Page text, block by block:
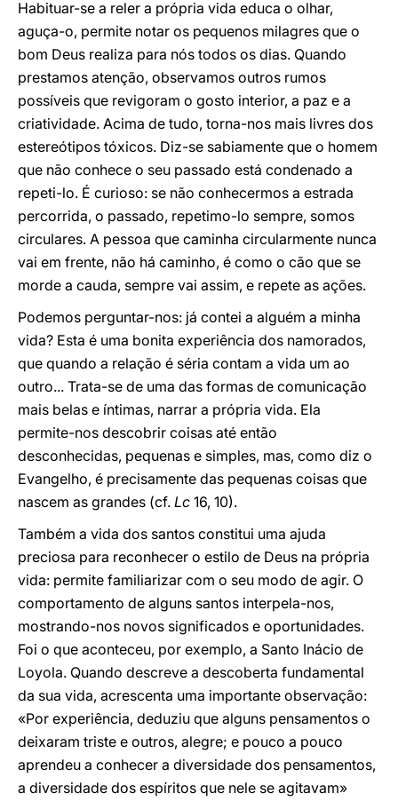
Habituar-se a reler a própria vida educa o olhar,
aguça-o, permite notar os pequenos milagres que o
bom Deus realiza para nós todos os dias. Quando
prestamos atenção, observamos outros rumos
possíveis que revigoram o gosto interior, a paz e a
criatividade. Acima de tudo, torna-nos mais livres dos
estereótipos tóxicos. Diz-se sabiamente que o homem
que não conhece o seu passado está condenado a
repeti-lo. É curioso: se não conhecermos a estrada
percorrida, o passado, repetimo-lo sempre, somos
circulares. A pessoa que caminha circularmente nunca
vai em frente, não há caminho, é como o cão que se
morde a cauda, sempre vai assim, e repete as ações.
Podemos perguntar-nos: já contei a alguém a minha
vida? Esta é uma bonita experiência dos namorados,
que quando a relação é séria contam a vida um ao
outro... Trata-se de uma das formas de comunicação
mais belas e íntimas, narrar a própria vida. Ela
permite-nos descobrir coisas até então
desconhecidas, pequenas e simples, mas, como diz o
Evangelho, é precisamente das pequenas coisas que
nascem as grandes (cf. Lc 16, 10).
Também a vida dos santos constitui uma ajuda
preciosa para reconhecer o estilo de Deus na própria
vida: permite familiarizar com o seu modo de agir. O
comportamento de alguns santos interpela-nos,
mostrando-nos novos significados e oportunidades.
Foi o que aconteceu, por exemplo, a Santo Inácio de
Loyola. Quando descreve a descoberta fundamental
da sua vida, acrescenta uma importante observação:
«Por experiência, deduziu que alguns pensamentos o
deixaram triste e outros, alegre; e pouco a pouco
aprendeu a conhecer a diversidade dos pensamentos,
a diversidade dos espíritos que nele se agitavam»